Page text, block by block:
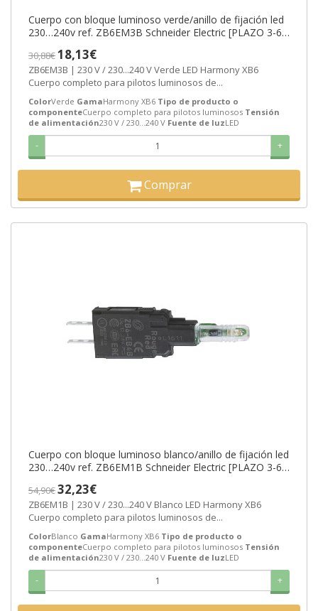
Cuerpo con bloque luminoso verde/anillo de fijación led
230…240v ref. ZB6EM3B Schneider Electric [PLAZO 3-6
30,88€18,13€
ZB6EM3B | 230 V / 230...240 V Verde LED Harmony XB6
Cuerpo completo para pilotos luminosos de...
ColorVerde GamaHarmony XB6 Tipo de producto o
componenteCuerpo completo para pilotos luminosos Tensión
de alimentación230 V / 230...240 V Fuente de luzLED
- +
Comprar
Cuerpo con bloque luminoso blanco/anillo de fijación led
230…240v ref. ZB6EM1B Schneider Electric [PLAZO 3-6
54,90€32,23€
ZB6EM1B | 230 V / 230...240 V Blanco LED Harmony XB6
Cuerpo completo para pilotos luminosos de...
ColorBlanco GamaHarmony XB6 Tipo de producto o
componenteCuerpo completo para pilotos luminosos Tensión
de alimentación230 V / 230...240 V Fuente de luzLED
- +